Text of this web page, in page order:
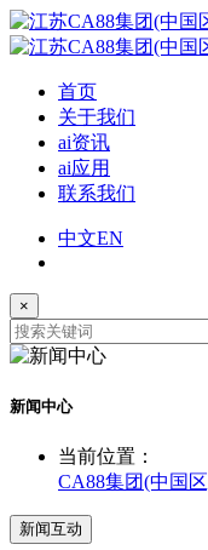
首页
关于我们
ai资讯
ai应用
联系我们
中文EN
×
新闻中心
当前位置：
CA88集团(中国
新闻互动